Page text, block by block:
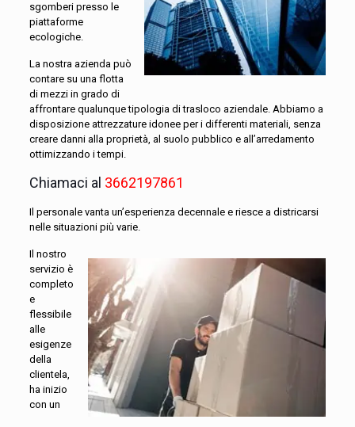
sgomberi presso le
piattaforme
ecologiche.
La nostra azienda può
contare su una flotta
di mezzi in grado di
affrontare qualunque tipologia di trasloco aziendale. Abbiamo a
disposizione attrezzature idonee per i differenti materiali, senza
creare danni alla proprietà, al suolo pubblico e all’arredamento
ottimizzando i tempi.
Chiamaci al 3662197861
Il personale vanta un’esperienza decennale e riesce a districarsi
nelle situazioni più varie.
Il nostro
servizio è
completo
e
flessibile
alle
esigenze
della
clientela,
ha inizio
con un